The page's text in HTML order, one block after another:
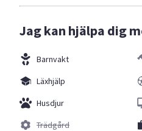
Jag kan hjälpa dig
Barnvakt
Läxhjälp
Husdjur
Trädgård